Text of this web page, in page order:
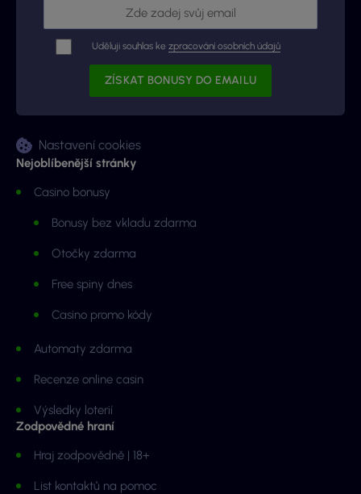
Uděluji souhlas ke zpracování osobních údajů
Nastavení cookies
Nejoblíbenější stránky
Casino bonusy
Bonusy bez vkladu zdarma
Otočky zdarma
Free spiny dnes
Casino promo kódy
Automaty zdarma
Recenze online casin
Výsledky loterií
Zodpovědné hraní
Hraj zodpovědně | 18+
List kontaktů na pomoc